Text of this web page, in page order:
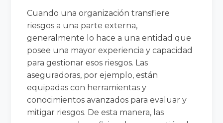
Cuando una organización transfiere
riesgos a una parte externa,
generalmente lo hace a una entidad que
posee una mayor experiencia y capacidad
para gestionar esos riesgos. Las
aseguradoras, por ejemplo, están
equipadas con herramientas y
conocimientos avanzados para evaluar y
mitigar riesgos. De esta manera, las